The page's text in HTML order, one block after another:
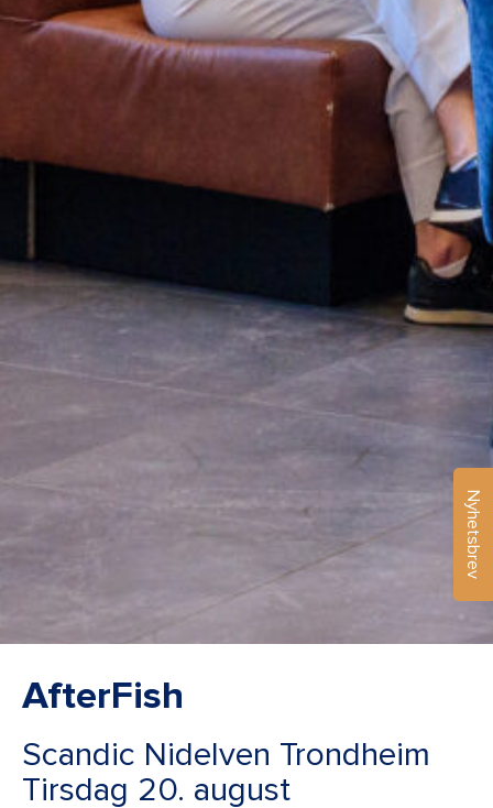
AfterFish
Scandic Nidelven Trondheim
Tirsdag 20. august
Nyhetsbrev